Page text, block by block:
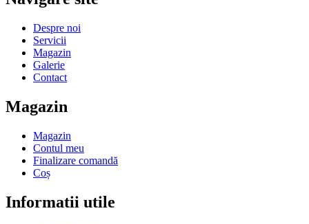
Despre noi
Servicii
Magazin
Galerie
Contact
Magazin
Magazin
Contul meu
Finalizare comandă
Coș
Informatii utile